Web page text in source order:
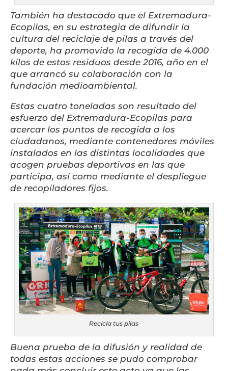
También ha destacado que el Extremadura-
Ecopilas, en su estrategia de difundir la
cultura del reciclaje de pilas a través del
deporte, ha promovido la recogida de 4.000
kilos de estos residuos desde 2016, año en el
que arrancó su colaboración con la
fundación medioambiental.
Estas cuatro toneladas son resultado del
esfuerzo del Extremadura-Ecopilas para
acercar los puntos de recogida a los
ciudadanos, mediante contenedores móviles
instalados en las distintas localidades que
acogen pruebas deportivas en las que
participa, así como mediante el despliegue
de recopiladores fijos.
Recicla tus pilas
Buena prueba de la difusión y realidad de
todas estas acciones se pudo comprobar